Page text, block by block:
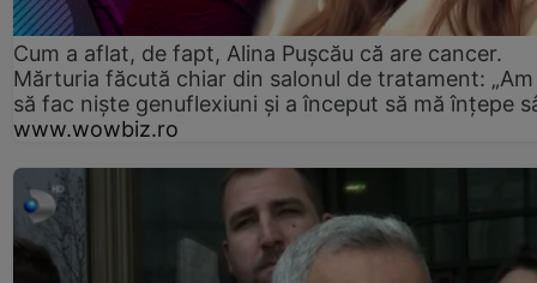
Cum a aflat, de fapt, Alina Pușcău că are cancer.
Mărturia făcută chiar din salonul de tratament:
să fac niște genuflexiuni și a început să mă înțepe
www.wowbiz.ro